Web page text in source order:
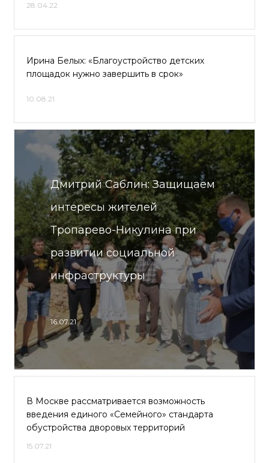
28.04.22
Ирина Белых: «Благоустройство детских
площадок нужно завершить в срок»
10.08.21
Дмитрий Саблин: Защищаем
интересы жителей
Тропарево-Никулина при
развитии социальной
инфраструктуры
16.07.21
В Москве рассматривается возможность
введения единого «Семейного» стандарта
обустройства дворовых территорий
15.07.21